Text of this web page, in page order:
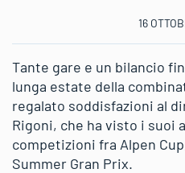
16
Tante gare e un bilancio
lunga estate della
regalato soddisfazioni al
Rigoni, che ha visto i suoi
competizioni fra Alpen
Summer Gran Prix.